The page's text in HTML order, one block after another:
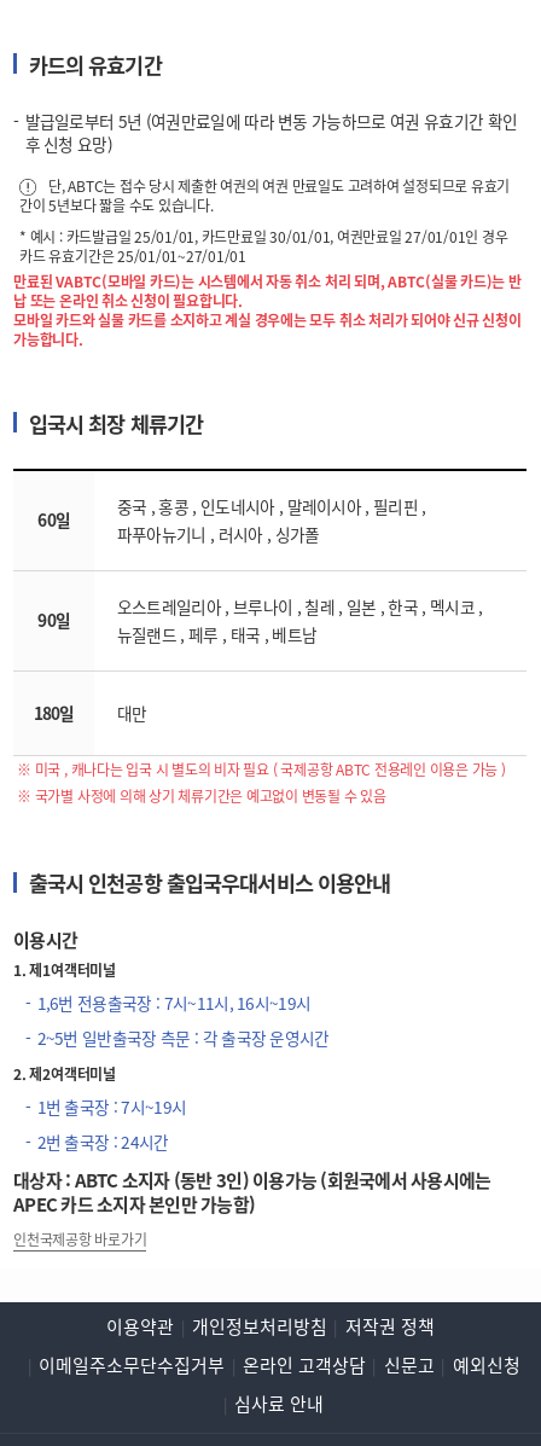
카드의 유효기간
발급일로부터 5년 (여권만료일에 따라 변동 가능하므로 여권 유효기간 확인
후 신청 요망)
단, ABTC는 접수 당시 제출한 여권의 여권 만료일도 고려하여 설정되므로 유효기
간이 5년보다 짧을 수도 있습니다.
* 예시 : 카드발급일 25/01/01, 카드만료일 30/01/01, 여권만료일 27/01/01인 경우
카드 유효기간은 25/01/01~27/01/01
만료된 VABTC(모바일 카드)는 시스템에서 자동 취소 처리 되며, ABTC(실물 카드)는 반
납 또는 온라인 취소 신청이 필요합니다.
모바일 카드와 실물 카드를 소지하고 계실 경우에는 모두 취소 처리가 되어야 신규 신청이
가능합니다.
입국시 최장 체류기간
60일
중국 , 홍콩 , 인도네시아 , 말레이시아 , 필리핀 ,
파푸아뉴기니 , 러시아 , 싱가폴
90일
오스트레일리아 , 브루나이 , 칠레 , 일본 , 한국 , 멕시코 ,
뉴질랜드 , 페루 , 태국 , 베트남
180일 대만
※ 미국 , 캐나다는 입국 시 별도의 비자 필요 ( 국제공항 ABTC 전용레인 이용은 가능 )
※ 국가별 사정에 의해 상기 체류기간은 예고없이 변동될 수 있음
출국시 인천공항 출입국우대서비스 이용안내
이용시간
1. 제1여객터미널
1,6번 전용출국장 : 7시~11시, 16시~19시
2~5번 일반출국장 측문 : 각 출국장 운영시간
2. 제2여객터미널
1번 출국장 : 7시~19시
2번 출국장 : 24시간
대상자 : ABTC 소지자 (동반 3인) 이용가능 (회원국에서 사용시에는
APEC 카드 소지자 본인만 가능함)
인천국제공항 바로가기
이용약관 개인정보처리방침
저작권 정책
이메일주소무단수집거부
온라인 고객상담 신문고
예외신청
심사료 안내